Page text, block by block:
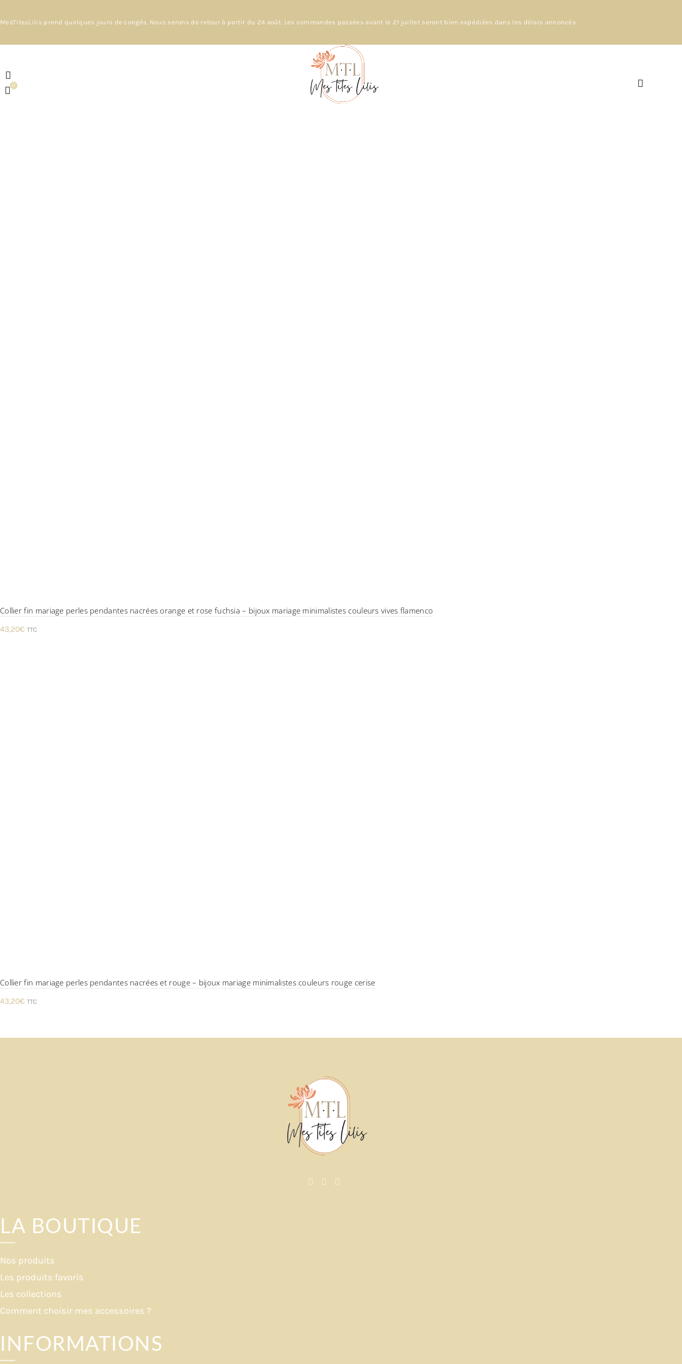
MesTitesLilis prend quelques jours de congés. Nous serons de retour à partir du 24 août. Les commandes passées avant le 21 juillet seront bien expédiées dans les délais annoncés.
0
Collier fin mariage perles pendantes nacrées orange et rose fuchsia – bijoux mariage minimalistes couleurs vives flamenco
43,20€ TTC
Collier fin mariage perles pendantes nacrées et rouge – bijoux mariage minimalistes couleurs rouge cerise
43,20€ TTC
LA BOUTIQUE
Nos produits
Les produits favoris
Les collections
Comment choisir mes accessoires ?
INFORMATIONS